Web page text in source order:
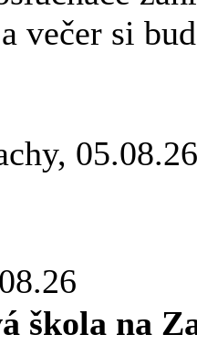
večer si
škola na